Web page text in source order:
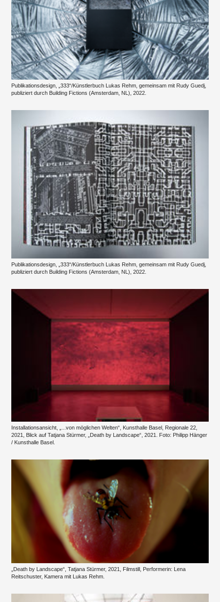
Publikationsdesign, „333“/Künstlerbuch Lukas Rehm, gemeinsam mit Rudy Guedj,
publiziert durch Building Fictions (Amsterdam, NL), 2022.
Publikationsdesign, „333“/Künstlerbuch Lukas Rehm, gemeinsam mit Rudy Guedj,
publiziert durch Building Fictions (Amsterdam, NL), 2022.
Installationsansicht, „...von möglichen Welten“, Kunsthalle Basel, Regionale 22,
2021, Blick auf Tatjana Stürmer, „Death by Landscape“, 2021. Foto: Philipp Hänger
/ Kunsthalle Basel.
„Death by Landscape“, Tatjana Stürmer, 2021, Filmstill, Performerin: Lena
Reitschuster, Kamera mit Lukas Rehm.